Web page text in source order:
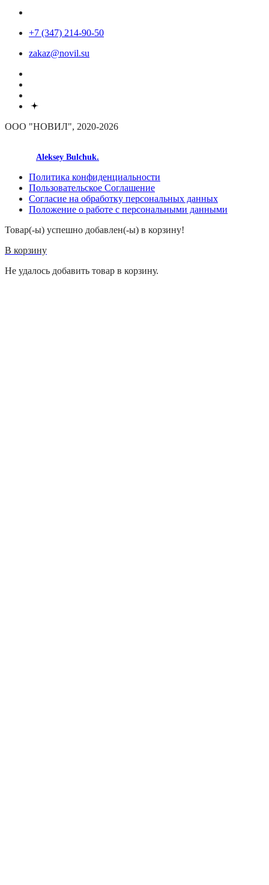
+7 (347) 214-90-50
zakaz@novil.su
ООО "НОВИЛ", 2020-2026
Aleksey Bulchuk.
Политика конфиденциальности
Пользовательское Соглашение
Согласие на обработку персональных данных
Положение о работе с персональными данными
Товар(-ы) успешно добавлен(-ы) в корзину!
В корзину
Не удалось добавить товар в корзину.